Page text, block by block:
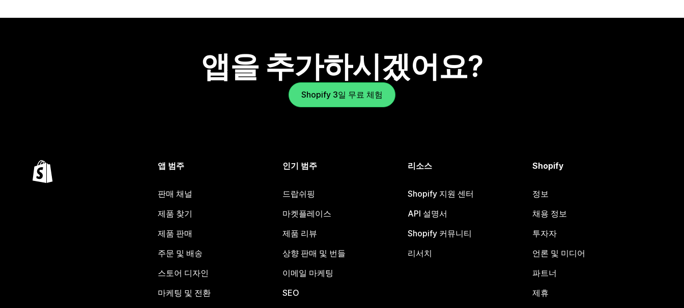
앱을 추가하시겠어요?
Shopify 3일 무료 체험
앱 범주
판매 채널
제품 찾기
제품 판매
주문 및 배송
스토어 디자인
마케팅 및 전환
인기 범주
드랍쉬핑
마켓플레이스
제품 리뷰
상향 판매 및 번들
이메일 마케팅
SEO
리소스
Shopify 지원 센터
API 설명서
Shopify 커뮤니티
리서치
Shopify
정보
채용 정보
투자자
언론 및 미디어
파트너
제휴